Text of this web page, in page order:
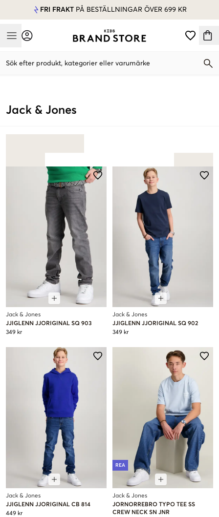
FRI FRAKT PÅ BESTÄLLNINGAR ÖVER 699 KR
Mobile Menu
Sök efter produkt, kategorier eller varumärke
Jack & Jones
Jack & Jones
JJIGLENN JJORIGINAL SQ 903
349 kr
Jack & Jones
JJIGLENN JJORIGINAL SQ 902
349 kr
Jack & Jones
JJIGLENN JJORIGINAL CB 814
449 kr
REA
Jack & Jones
JORNORREBRO TYPO TEE SS
CREW NECK SN JNR